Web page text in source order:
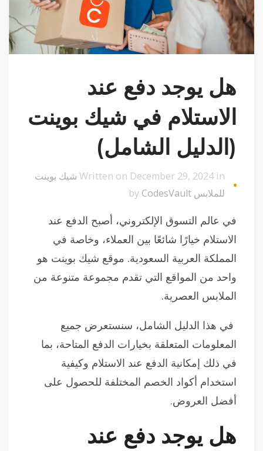
هل يوجد دفع عند
الاستلام في شيك بوينت
(الدليل الشامل)
Written on December 29, 2024 in شيك بوينت
للملابس CodesVault
في عالم التسوق الإلكتروني، أصبح الدفع عند
الاستلام خيارًا شائعًا بين العملاء، وخاصة في
المملكة العربية السعودية. موقع شيك بوينت هو
واحد من المواقع التي تقدم مجموعة متنوعة من
الملابس العصرية.
في هذا الدليل الشامل، سنستعرض جميع
المعلومات المتعلقة بخيارات الدفع المتاحة، بما
في ذلك إمكانية الدفع عند الاستلام وكيفية
استخدام أكواد الخصم المختلفة للحصول على
أفضل العروض.
هل يوجد دفع عند